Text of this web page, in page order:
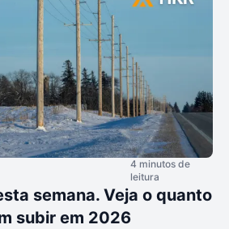
4 minutos de
leitura
semana. Veja o quanto
subir em 2026